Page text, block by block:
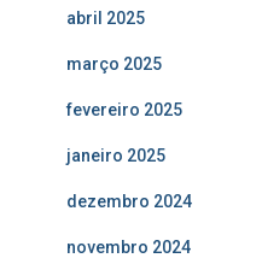
abril 2025
março 2025
fevereiro 2025
janeiro 2025
dezembro 2024
novembro 2024